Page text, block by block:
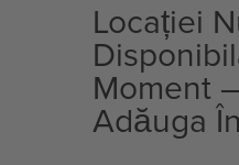
Locației
Moment
Adăuga